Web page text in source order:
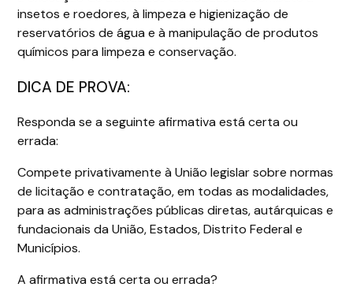
insetos e roedores, à limpeza e higienização de
reservatórios de água e à manipulação de produtos
químicos para limpeza e conservação.
DICA DE PROVA:
Responda se a seguinte afirmativa está certa ou
errada:
Compete privativamente à União legislar sobre normas
de licitação e contratação, em todas as modalidades,
para as administrações públicas diretas, autárquicas e
fundacionais da União, Estados, Distrito Federal e
Municípios.
A afirmativa está certa ou errada?